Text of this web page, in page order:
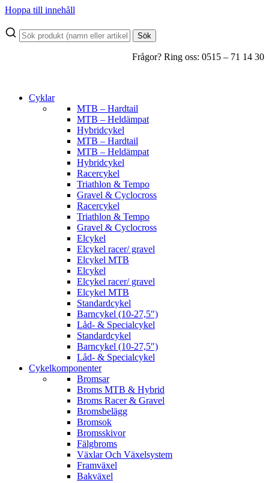
Hoppa till innehåll
Sök
Frågor? Ring oss: 0515 – 71 14 30
Cyklar
MTB – Hardtail
MTB – Heldämpat
Hybridcykel
MTB – Hardtail
MTB – Heldämpat
Hybridcykel
Racercykel
Triathlon & Tempo
Gravel & Cyclocross
Racercykel
Triathlon & Tempo
Gravel & Cyclocross
Elcykel
Elcykel racer/ gravel
Elcykel MTB
Elcykel
Elcykel racer/ gravel
Elcykel MTB
Standardcykel
Barncykel (10-27,5″)
Låd- & Specialcykel
Standardcykel
Barncykel (10-27,5″)
Låd- & Specialcykel
Cykelkomponenter
Bromsar
Broms MTB & Hybrid
Broms Racer & Gravel
Bromsbelägg
Bromsok
Bromsskivor
Fälgbroms
Växlar Och Växelsystem
Framväxel
Bakväxel